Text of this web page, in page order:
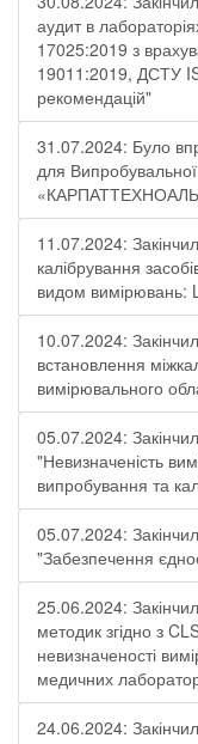
аудит в
17025:2019 з
19011:2019, ДСТУ
рекомендацій"
31.07.2024: Було
для
11.07.2024:
калібрування
видом
10.07.2024:
встановлення
вимірювального
05.07.2024:
"Невизначеність
випробування та
05.07.2024:
"Забезпечення
25.06.2024:
методик згідно з
невизначеності
медичних
24.06.2024: